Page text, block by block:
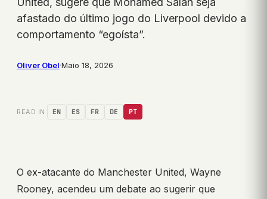
afastado do último jogo do Liverpool devido a
comportamento “egoísta”.
Oliver Obel·Maio 18, 2026
READ IN: EN ES FR DE PT
O ex-atacante do Manchester United, Wayne
Rooney, acendeu um debate ao sugerir que